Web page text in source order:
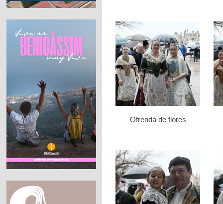
Ofrenda de flores